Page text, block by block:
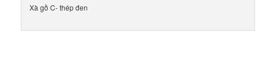
Xà gồ C- thép đen